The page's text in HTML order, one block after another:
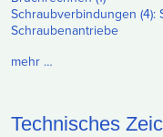
Schraubverbindungen (4):
Schraubenantriebe
mehr …
Technisches